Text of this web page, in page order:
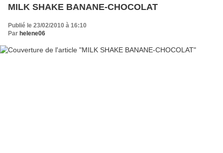
MILK SHAKE BANANE-CHOCOLAT
Publié le 23/02/2010 à 16:10
Par helene06